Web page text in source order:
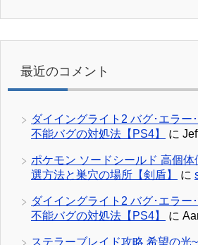
最近のコメント
ダイイングライト2 バグ･エラー
不能バグの対処法【PS4】
に
ポケモン ソードシールド 高個
選方法と巣穴の場所【剣盾】
に
ダイイングライト2 バグ･エラー
不能バグの対処法【PS4】
に
ステラーブレイド攻略 希望の光